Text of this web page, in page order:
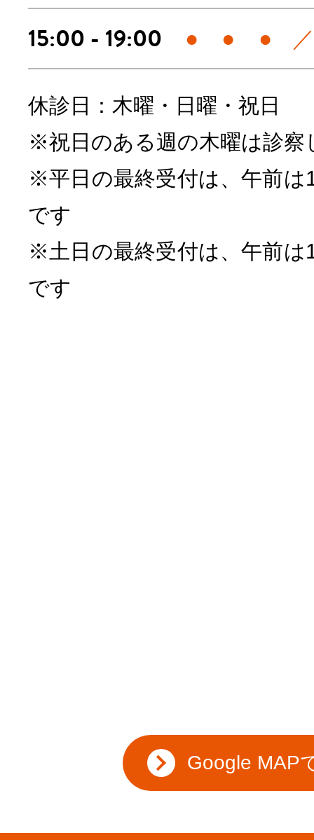
15:00 - 19:00 ● ● ●
休診日：木曜・日曜・祝日
※祝日のある週の木曜は診察
※平日の最終受付は、午前は
です
※土日の最終受付は、午前は
です
Google MAP